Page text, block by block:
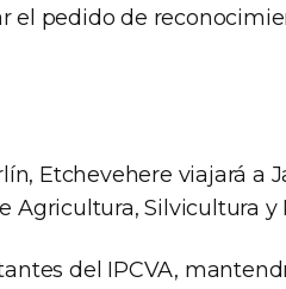
el pedido de
Etchevehere viajará a
Agricultura, Silvicultura y
del IPCVA,